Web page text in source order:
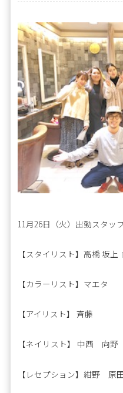
11月26日（火）出勤スタッ
【スタイリスト】高橋 坂上
【カラーリスト】マエタ
【アイリスト】 斉藤
【ネイリスト】 中西 向野
【レセプション】紺野 原田